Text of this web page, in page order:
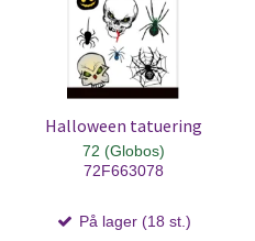
Halloween tatuering
72 (Globos)
72F663078
På lager (18 st.)